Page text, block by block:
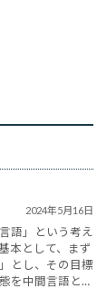
言語を学習した
･･
2024年5月16日
語」という考え
本として、まず
とし、その目標
を中間言語とす